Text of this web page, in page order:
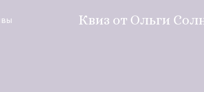
Квиз от Ольги